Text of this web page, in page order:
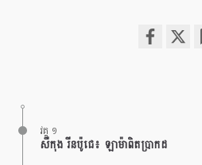
វគ្គ ១
សឺកុង រីនប៉ូជេ៖ ឡាម៉ាពិតប្រាកដ